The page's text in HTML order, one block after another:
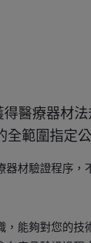
醫療器材
全範圍指定
材驗證程序，
能夠對您的技